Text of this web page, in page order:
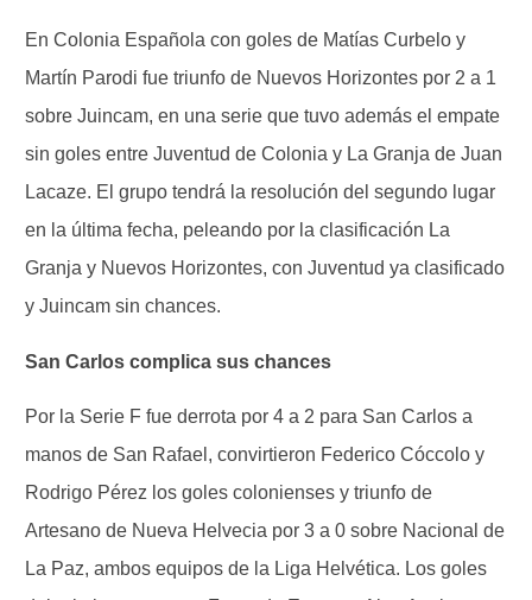
En Colonia Española con goles de Matías Curbelo y
Martín Parodi fue triunfo de Nuevos Horizontes por 2 a 1
sobre Juincam, en una serie que tuvo además el empate
sin goles entre Juventud de Colonia y La Granja de Juan
Lacaze. El grupo tendrá la resolución del segundo lugar
en la última fecha, peleando por la clasificación La
Granja y Nuevos Horizontes, con Juventud ya clasificado
y Juincam sin chances.
San Carlos complica sus chances
Por la Serie F fue derrota por 4 a 2 para San Carlos a
manos de San Rafael, convirtieron Federico Cóccolo y
Rodrigo Pérez los goles colonienses y triunfo de
Artesano de Nueva Helvecia por 3 a 0 sobre Nacional de
La Paz, ambos equipos de la Liga Helvética. Los goles